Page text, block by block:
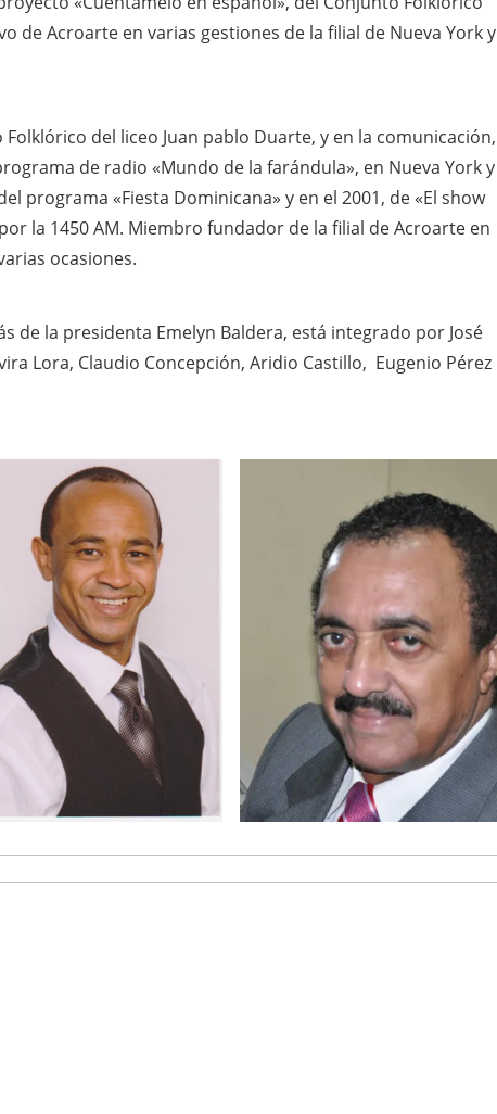
de Acroarte en varias gestiones de la filial de Nueva York y
del liceo Juan pablo Duarte, y en la comunicación,
de radio «Mundo de la farándula», en Nueva York y
programa «Fiesta Dominicana» y en el 2001, de «El show
la 1450 AM. Miembro fundador de la filial de Acroarte en
ocasiones.
de la presidenta Emelyn Baldera, está integrado por José
Lora, Claudio Concepción, Aridio Castillo, Eugenio Pérez